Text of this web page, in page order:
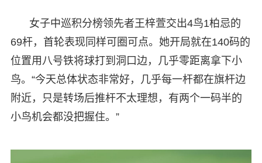
女子中巡积分榜领先者王梓萱交出4鸟1柏忌的
69杆，首轮表现同样可圈可点。她开局就在140码的
位置用八号铁将球打到洞口边，几乎零距离拿下小
鸟。“今天总体状态非常好，几乎每一杆都在旗杆边
附近，只是转场后推杆不太理想，有两个一码半的
小鸟机会都没把握住。”